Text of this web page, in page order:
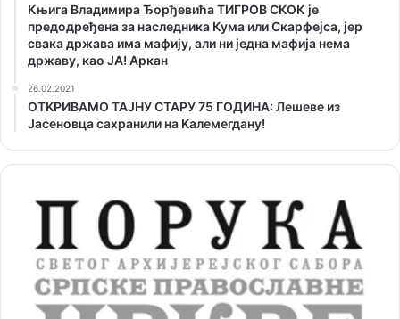
Књига Владимира Ђорђевића ТИГРОВ СКОК је
предодређена за наследника Кума или Скарфејса, јер
свака држава има мафију, али ни једна мафија нема
државу, као ЈА! Аркан
26.02.2021
ОТKРИВАМО ТАЈНУ СТАРУ 75 ГОДИНА: Лешеве из
Јасеновца сахранили на Kалемегдану!